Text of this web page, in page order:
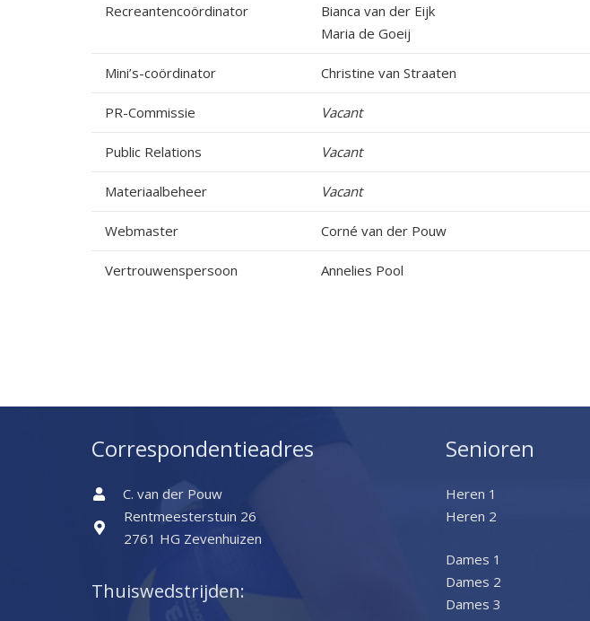
Recreantencoördinator
Bianca van der Eijk
Maria de Goeij
Mini’s-coördinator Christine van Straaten
PR-Commissie Vacant
Public Relations Vacant
Materiaalbeheer Vacant
Webmaster Corné van der Pouw
Vertrouwenspersoon Annelies Pool
Correspondentieadres
C. van der Pouw
Rentmeesterstuin 26
2761 HG Zevenhuizen
Thuiswedstrijden:
Senioren
Heren 1
Heren 2
Dames 1
Dames 2
Dames 3